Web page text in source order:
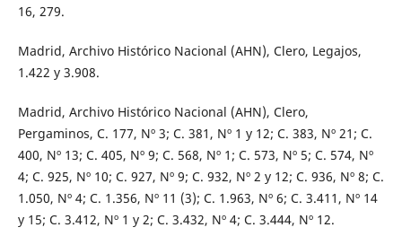
16, 279.
Madrid, Archivo Histórico Nacional (AHN), Clero, Legajos,
1.422 y 3.908.
Madrid, Archivo Histórico Nacional (AHN), Clero,
Pergaminos, C. 177, Nº 3; C. 381, Nº 1 y 12; C. 383, Nº 21; C.
400, Nº 13; C. 405, Nº 9; C. 568, Nº 1; C. 573, Nº 5; C. 574, Nº
4; C. 925, Nº 10; C. 927, Nº 9; C. 932, Nº 2 y 12; C. 936, Nº 8; C.
1.050, Nº 4; C. 1.356, Nº 11 (3); C. 1.963, Nº 6; C. 3.411, Nº 14
y 15; C. 3.412, Nº 1 y 2; C. 3.432, Nº 4; C. 3.444, Nº 12.